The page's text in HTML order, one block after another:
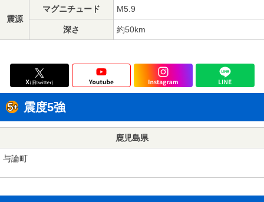
震源
マグニチュード M5.9
深さ 約50km
震度5強
鹿児島県
与論町